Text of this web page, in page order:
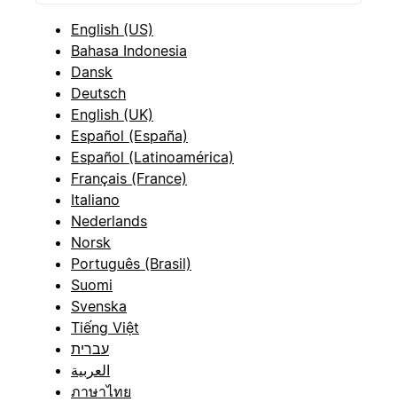
English (US)
Bahasa Indonesia
Dansk
Deutsch
English (UK)
Español (España)
Español (Latinoamérica)
Français (France)
Italiano
Nederlands
Norsk
Português (Brasil)
Suomi
Svenska
Tiếng Việt
עברית
العربية
ภาษาไทย